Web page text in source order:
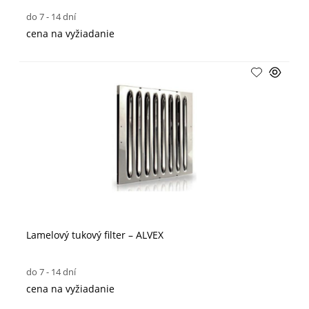
do 7 - 14 dní
cena na vyžiadanie
Lamelový tukový filter – ALVEX
do 7 - 14 dní
cena na vyžiadanie